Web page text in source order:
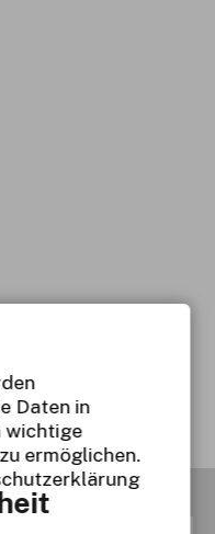
Daten in
wichtige
ermöglichen.